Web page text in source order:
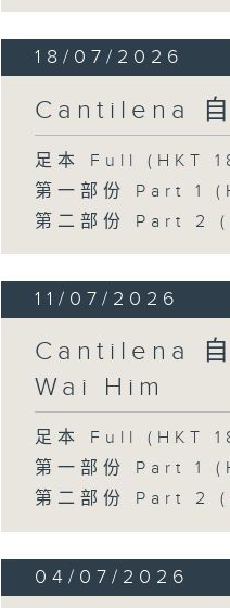
18/07/2026
Cantilena 自
足本 Full (HKT
第一部份 Part 1
第二部份 Part 2
11/07/2026
Cantilena
Wai Him
足本 Full (HKT
第一部份 Part 1
第二部份 Part 2
04/07/2026